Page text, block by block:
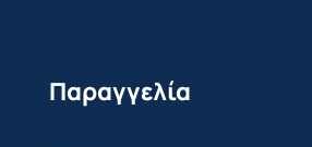
Παραγγελία